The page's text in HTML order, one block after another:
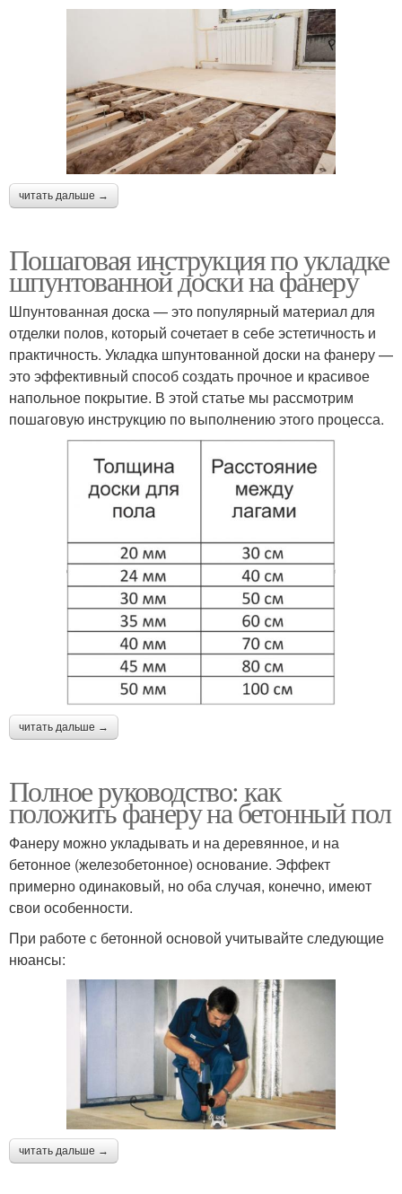
читать дальше →
Пошаговая инструкция по укладке
шпунтованной доски на фанеру
Шпунтованная доска — это популярный материал для
отделки полов, который сочетает в себе эстетичность и
практичность. Укладка шпунтованной доски на фанеру —
это эффективный способ создать прочное и красивое
напольное покрытие. В этой статье мы рассмотрим
пошаговую инструкцию по выполнению этого процесса.
читать дальше →
Полное руководство: как
положить фанеру на бетонный пол
Фанеру можно укладывать и на деревянное, и на
бетонное (железобетонное) основание. Эффект
примерно одинаковый, но оба случая, конечно, имеют
свои особенности.
При работе с бетонной основой учитывайте следующие
нюансы:
читать дальше →